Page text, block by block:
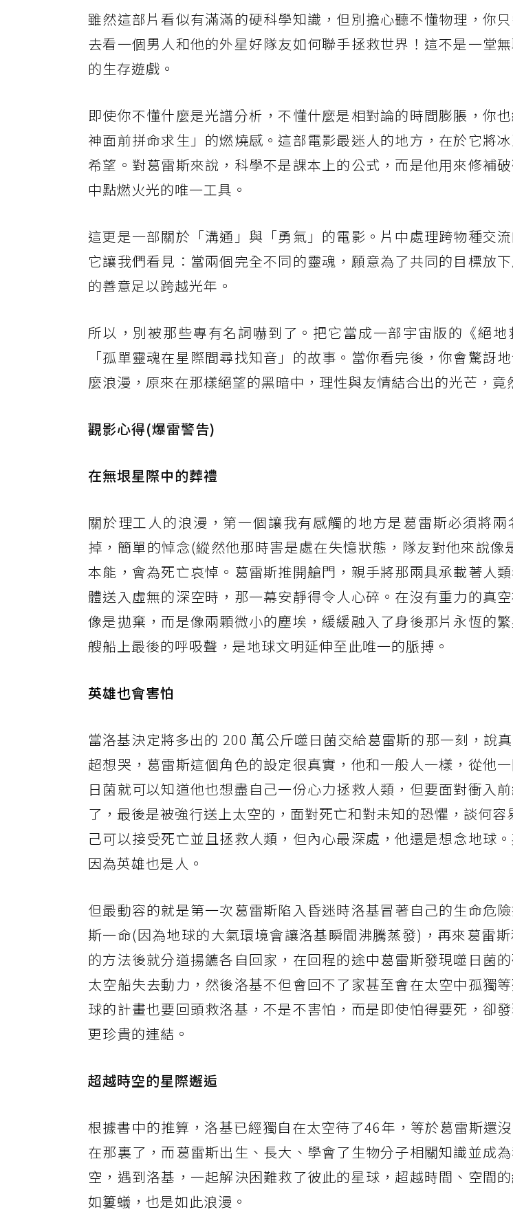
雖然這部片看似有滿滿的硬科學知識，但別擔心聽不懂物理，你
去看一個男人和他的外星好隊友如何聯手拯救世界！這不是一堂
的生存遊戲。
即使你不懂什麼是光譜分析，不懂什麼是相對論的時間膨脹，你
神面前拼命求生」的燃燒感。這部電影最迷人的地方，在於它將
希望。對葛雷斯來說，科學不是課本上的公式，而是他用來修補
中點燃火光的唯一工具。
這更是一部關於「溝通」與「勇氣」的電影。片中處理跨物種交
它讓我們看見：當兩個完全不同的靈魂，願意為了共同的目標放
的善意足以跨越光年。
所以，別被那些專有名詞嚇到了。把它當成一部宇宙版的《絕
「孤單靈魂在星際間尋找知音」的故事。當你看完後，你會驚訝
麼浪漫，原來在那樣絕望的黑暗中，理性與友情結合出的光芒，竟
觀影心得(爆雷警告)
在無垠星際中的葬禮
關於理工人的浪漫，第一個讓我有感觸的地方是葛雷斯必須將
掉，簡單的悼念(縱然他那時害是處在失憶狀態，隊友對他來說像
本能，會為死亡哀悼。葛雷斯推開艙門，親手將那兩具承載著人
體送入虛無的深空時，那一幕安靜得令人心碎。在沒有重力的真
像是拋棄，而是像兩顆微小的塵埃，緩緩融入了身後那片永恆的
艘船上最後的呼吸聲，是地球文明延伸至此唯一的脈搏。
英雄也會害怕
當洛基決定將多出的 200 萬公斤噬日菌交給葛雷斯的那一刻，說
超想哭，葛雷斯這個角色的設定很真實，他和一般人一樣，從他
日菌就可以知道他也想盡自己一份心力拯救人類，但要面對衝入
了，最後是被強行送上太空的，面對死亡和對未知的恐懼，談何容
己可以接受死亡並且拯救人類，但內心最深處，他還是想念地球
因為英雄也是人。
但最動容的就是第一次葛雷斯陷入昏迷時洛基冒著自己的生命危
斯一命(因為地球的大氣環境會讓洛基瞬間沸騰蒸發)，再來葛雷
的方法後就分道揚鑣各自回家，在回程的途中葛雷斯發現噬日菌
太空船失去動力，然後洛基不但會回不了家甚至會在太空中孤獨
球的計畫也要回頭救洛基，不是不害怕，而是即使怕得要死，卻
更珍貴的連結。
超越時空的星際邂逅
根據書中的推算，洛基已經獨自在太空待了46年，等於葛雷斯還
在那裏了，而葛雷斯出生、長大、學會了生物分子相關知識並成
空，遇到洛基，一起解決困難救了彼此的星球，超越時間、空間
如簍蟻，也是如此浪漫。